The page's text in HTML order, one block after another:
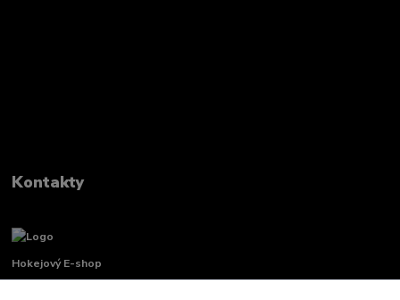
Kontakty
Hokejový E-shop